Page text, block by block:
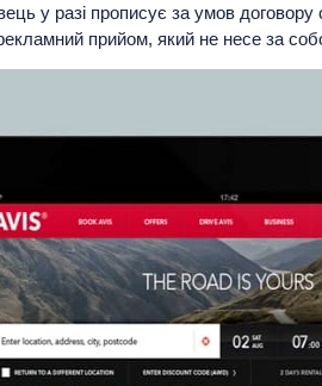
у разі прописує за умов
прийом, який не несе за